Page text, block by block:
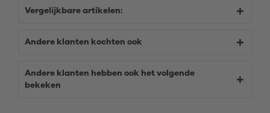
Vergelijkbare artikelen:
Andere klanten kochten ook
Andere klanten hebben ook het volgende
bekeken